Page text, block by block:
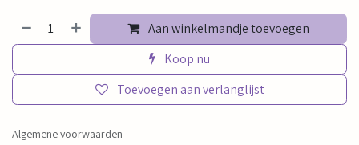
Aan winkelmandje toevoegen
Koop nu
Toevoegen aan verlanglijst
Algemene voorwaarden